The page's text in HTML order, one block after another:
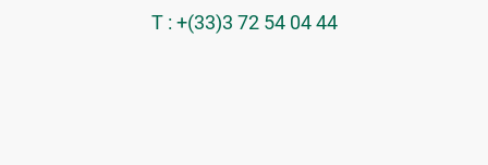
T : +(33)3 72 54 04 44